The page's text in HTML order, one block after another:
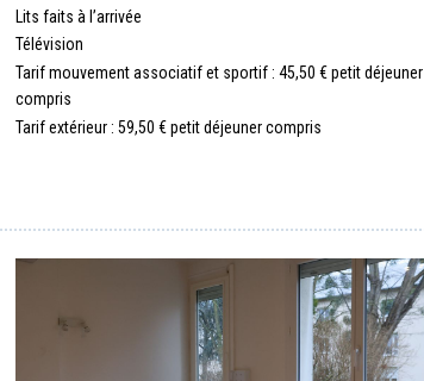
Lits faits à l’arrivée
Télévision
Tarif mouvement associatif et sportif : 45,50 € petit déjeuner
compris
Tarif extérieur : 59,50 € petit déjeuner compris